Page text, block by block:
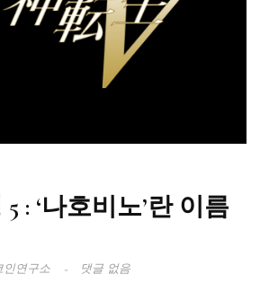
: ‘나호비노’란 이름
연구소 댓글 없음